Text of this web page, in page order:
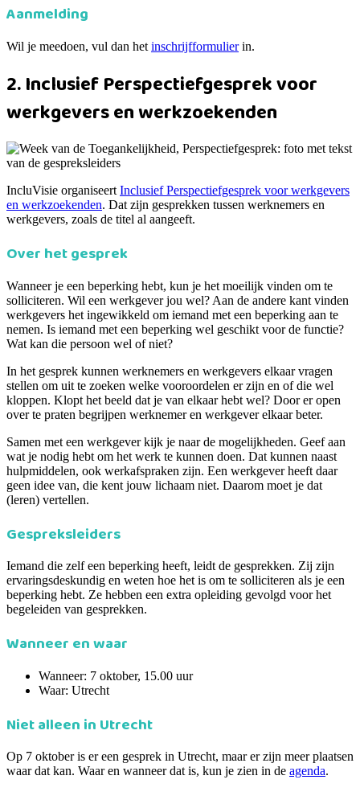
Aanmelding
Wil je meedoen, vul dan het inschrijfformulierin.
2. Inclusief Perspectiefgesprek voor
werkgevers en werkzoekenden
IncluVisie organiseertInclusief Perspectiefgesprek voor werkgevers
en werkzoekenden. Dat zijn gesprekken tussen werknemers en
werkgevers, zoals de titel al aangeeft.
Over het gesprek
Wanneer je een beperking hebt, kun je het moeilijk vinden om te
solliciteren. Wil een werkgever jou wel? Aan de andere kant vinden
werkgevers het ingewikkeld om iemand met een beperking aan te
nemen. Is iemand met een beperking wel geschikt voor de functie?
Wat kan die persoon wel of niet?
In het gesprek kunnen werknemers en werkgevers elkaar vragen
stellen om uit te zoeken welke vooroordelen er zijn en of die wel
kloppen. Klopt het beeld dat je van elkaar hebt wel? Door er open
over te praten begrijpen werknemer en werkgever elkaar beter.
Samen met een werkgever kijk je naar de mogelijkheden. Geef aan
wat je nodig hebt om het werk te kunnen doen. Dat kunnen naast
hulpmiddelen, ook werkafspraken zijn. Een werkgever heeft daar
geen idee van, die kent jouw lichaam niet. Daarom moet je dat
(leren) vertellen.
Gespreksleiders
Iemand die zelf een beperking heeft, leidt de gesprekken. Zij zijn
ervaringsdeskundig en weten hoe het is om te solliciteren als je een
beperking hebt. Ze hebben een extra opleiding gevolgd voor het
begeleiden van gesprekken.
Wanneer en waar
Wanneer: 7 oktober, 15.00 uur
Waar: Utrecht
Niet alleen in Utrecht
Op 7 oktober is er een gesprek in Utrecht, maar er zijn meer plaatsen
waar dat kan. Waar en wanneer dat is, kun je zien in de agenda.